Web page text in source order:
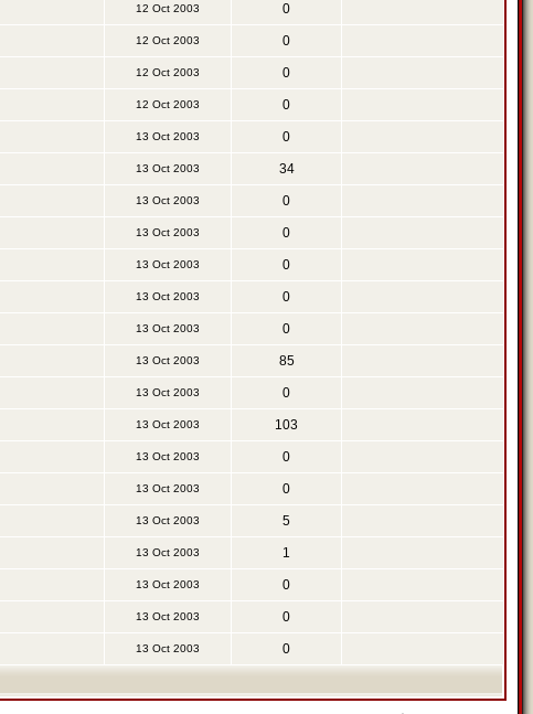
12 Oct 2003 0
12 Oct 2003 0
12 Oct 2003 0
12 Oct 2003 0
13 Oct 2003 0
13 Oct 2003 34
13 Oct 2003 0
13 Oct 2003 0
13 Oct 2003 0
13 Oct 2003 0
13 Oct 2003 0
13 Oct 2003 85
13 Oct 2003 0
13 Oct 2003 103
13 Oct 2003 0
13 Oct 2003 0
13 Oct 2003 5
13 Oct 2003 1
13 Oct 2003 0
13 Oct 2003 0
13 Oct 2003 0